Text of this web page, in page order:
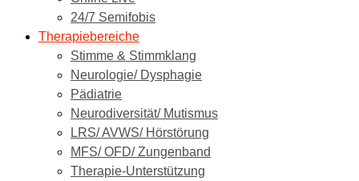
24/7 Semifobis
Therapiebereiche
Stimme & Stimmklang
Neurologie/ Dysphagie
Pädiatrie
Neurodiversität/ Mutismus
LRS/ AVWS/ Hörstörung
MFS/ OFD/ Zungenband
Therapie-Unterstützung